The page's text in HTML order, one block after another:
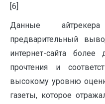
[6]
Данные
предварительный
интернет-сайта более
прочтения и
высокому уровню
газеты, которое